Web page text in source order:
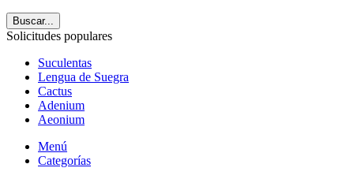
Buscar...
Solicitudes populares
Suculentas
Lengua de Suegra
Cactus
Adenium
Aeonium
Menú
Categorías